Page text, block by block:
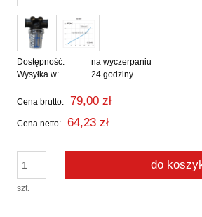
Dostępność:
na wyczerpaniu
Wysyłka w:
24 godziny
Cena brutto: 79,00 zł
Cena netto: 64,23 zł
szt.
do